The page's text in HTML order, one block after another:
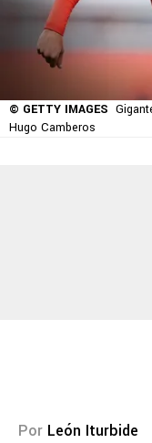
© GETTY IMAGES
Hugo Camberos
Por León Iturbide